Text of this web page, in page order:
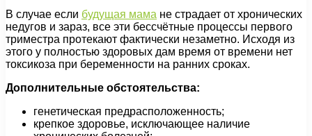
В случае если будущая мама не страдает от хронических
недугов и зараз, все эти бессчётные процессы первого
триместра протекают фактически незаметно. Исходя из
этого у полностью здоровых дам время от времени нет
токсикоза при беременности на ранних сроках.
Дополнительные обстоятельства:
генетическая предрасположенность;
крепкое здоровье, исключающее наличие